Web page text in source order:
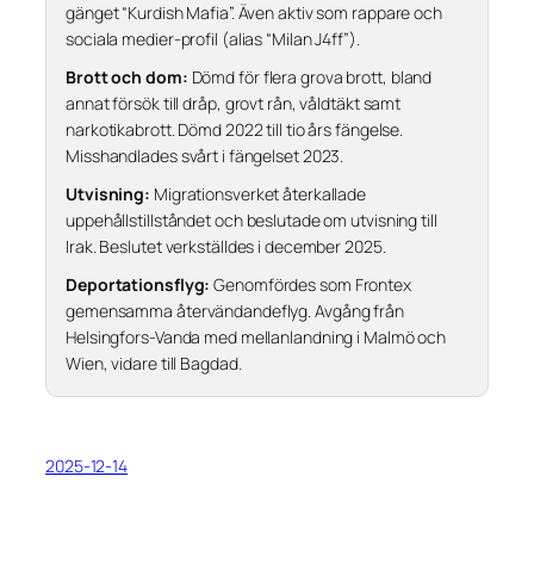
gänget “Kurdish Mafia”. Även aktiv som rappare och
sociala medier-profil (alias “Milan J4ff”).
Brott och dom: Dömd för flera grova brott, bland
annat försök till dråp, grovt rån, våldtäkt samt
narkotikabrott. Dömd 2022 till tio års fängelse.
Misshandlades svårt i fängelset 2023.
Utvisning: Migrationsverket återkallade
uppehållstillståndet och beslutade om utvisning till
Irak. Beslutet verkställdes i december 2025.
Deportationsflyg: Genomfördes som Frontex
gemensamma återvändandeflyg. Avgång från
Helsingfors-Vanda med mellanlandning i Malmö och
Wien, vidare till Bagdad.
2025-12-14